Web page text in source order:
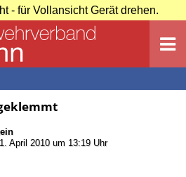
- für Vollansicht Gerät drehen.
April 2010 um 13:19 Uhr